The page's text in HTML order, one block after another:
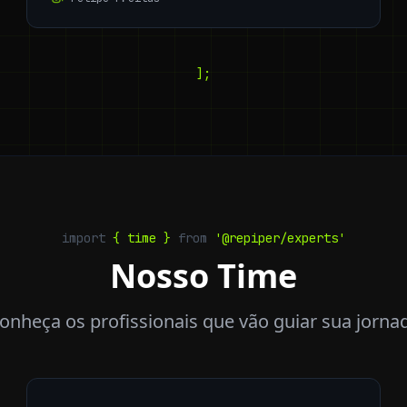
];
import { time } from '@repiper/experts'
Nosso Time
os profissionais que vão guiar sua